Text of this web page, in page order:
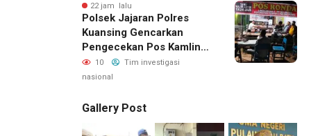
22 jam lalu
Polsek Jajaran Polres
Kuansing Gencarkan
Pengecekan Pos Kamling,
Kapolres Ajak Warga Aktif
Jaga Keamanan
10
Tim investigasi
nasional
Gallery Post